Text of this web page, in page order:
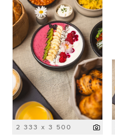
2 333 x 3 500